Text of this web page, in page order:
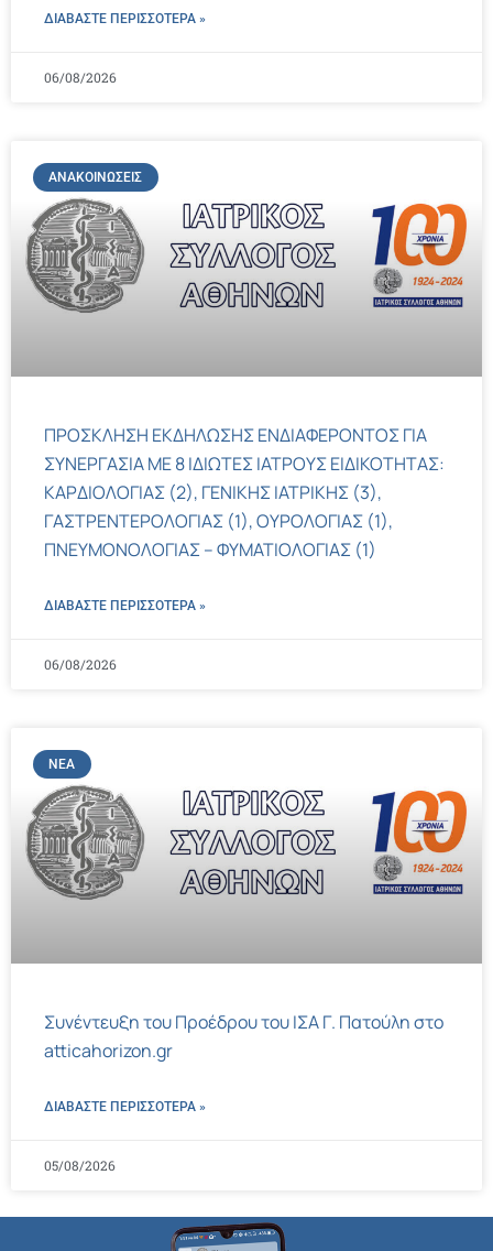
ΔΙΑΒΑΣΤΕ ΠΕΡΙΣΣΌΤΕΡΑ »
06/08/2026
ΑΝΑΚΟΙΝΏΣΕΙΣ
ΠΡΟΣΚΛΗΣΗ ΕΚΔΗΛΩΣΗΣ ΕΝΔΙΑΦΕΡΟΝΤΟΣ ΓΙΑ
ΣΥΝΕΡΓΑΣΙΑ ΜΕ 8 ΙΔΙΩΤΕΣ ΙΑΤΡΟΥΣ ΕΙΔΙΚΟΤΗΤΑΣ:
ΚΑΡΔΙΟΛΟΓΙΑΣ (2), ΓΕΝΙΚΗΣ ΙΑΤΡΙΚΗΣ (3),
ΓΑΣΤΡΕΝΤΕΡΟΛΟΓΙΑΣ (1), ΟΥΡΟΛΟΓΙΑΣ (1),
ΠΝΕΥΜΟΝΟΛΟΓΙΑΣ – ΦΥΜΑΤΙΟΛΟΓΙΑΣ (1)
ΔΙΑΒΑΣΤΕ ΠΕΡΙΣΣΌΤΕΡΑ »
06/08/2026
ΝΈΑ
Συνέντευξη του Προέδρου του ΙΣΑ Γ. Πατούλη στο
atticahorizon.gr
ΔΙΑΒΑΣΤΕ ΠΕΡΙΣΣΌΤΕΡΑ »
05/08/2026